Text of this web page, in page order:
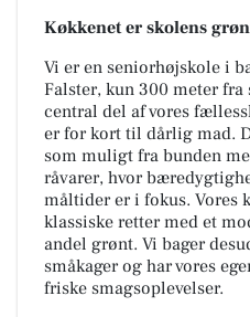
Køkkenet er skolens
Vi er en seniorhøjskole i
Falster, kun 300 meter fra
central del af vores
er for kort til dårlig mad.
som muligt fra bunden
råvarer, hvor
måltider er i fokus. Vores
klassiske retter med et
andel grønt. Vi bager
småkager og har vores
friske smagsoplevelser.